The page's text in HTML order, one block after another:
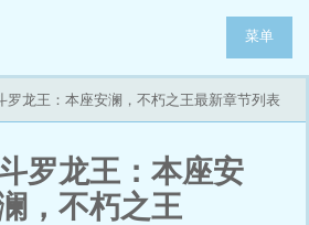
菜单
罗龙王：本座安澜，不朽之王最新章节列表
罗龙王：本座安
，不朽之王